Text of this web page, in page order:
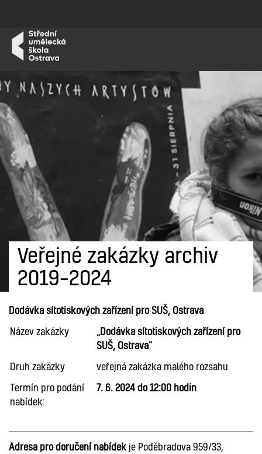
Veřejné zakázky archiv
2019–2024
Dodávka sítotiskových zařízení pro SUŠ, Ostrava
Název zakázky
„Dodávka sítotiskových zařízení pro
SUŠ, Ostrava“
Druh zakázky
veřejná zakázka malého rozsahu
Termín pro podání
nabídek:
7. 6. 2024 do 12:00 hodin
Adresa pro doručení nabídek je Poděbradova 959/33,